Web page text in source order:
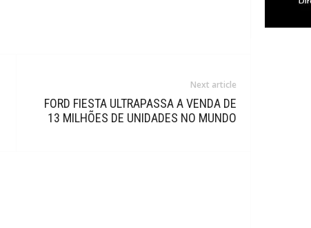
Next article
FORD FIESTA ULTRAPASSA A VENDA DE
13 MILHÕES DE UNIDADES NO MUNDO